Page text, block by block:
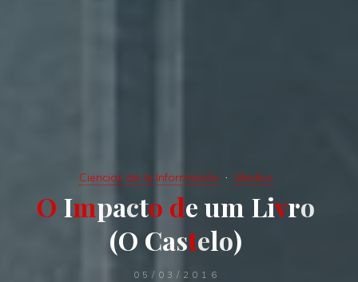
Ciencias de la Información Medios
O Impacto de um Livro
(O Castelo)
05/03/2016